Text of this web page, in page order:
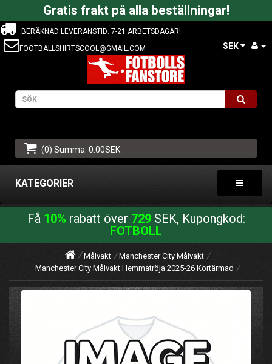
Gratis frakt på alla beställningar!
BERÄKNAD LEVERANSTID: 7-21 ARBETSDAGAR!
FOOTBALLSHIRTSCOOL@GMAIL.COM
SEK
(0) Summa: 0.00SEK
KATEGORIER
Få 10% rabatt över 729SEK, Kupongkod:
FOTBOLL
Målvakt
Manchester City Målvakt
Manchester City Målvakt Hemmatröja 2025-26 Kortärmad